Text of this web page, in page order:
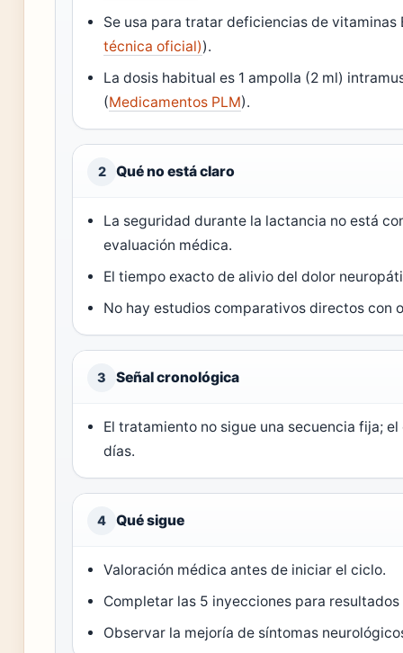
Se usa para tratar deficiencias de vitaminas
técnica oficial)).
La dosis habitual es 1 ampolla (2 ml)
(Medicamentos PLM).
2 Qué no está claro
La seguridad durante la lactancia no está
evaluación médica.
El tiempo exacto de alivio del dolor
No hay estudios comparativos directos con
3 Señal cronológica
El tratamiento no sigue una secuencia fija;
días.
4 Qué sigue
Valoración médica antes de iniciar el ciclo.
Completar las 5 inyecciones para
Observar la mejoría de síntomas